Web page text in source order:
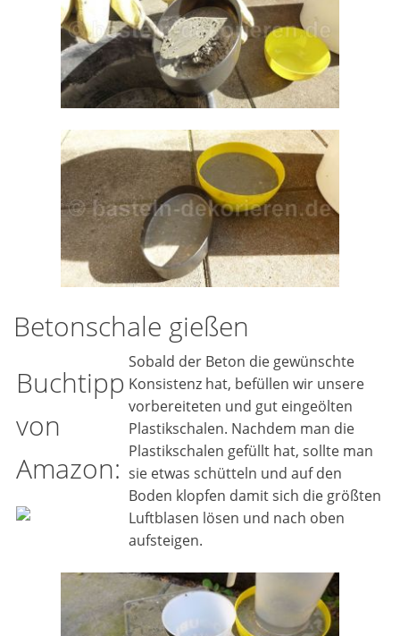
Betonschale gießen
Buchtipp
von
Amazon:
Sobald der Beton die gewünschte
Konsistenz hat, befüllen wir unsere
vorbereiteten und gut eingeölten
Plastikschalen. Nachdem man die
Plastikschalen gefüllt hat, sollte man
sie etwas schütteln und auf den
Boden klopfen damit sich die größten
Luftblasen lösen und nach oben
aufsteigen.